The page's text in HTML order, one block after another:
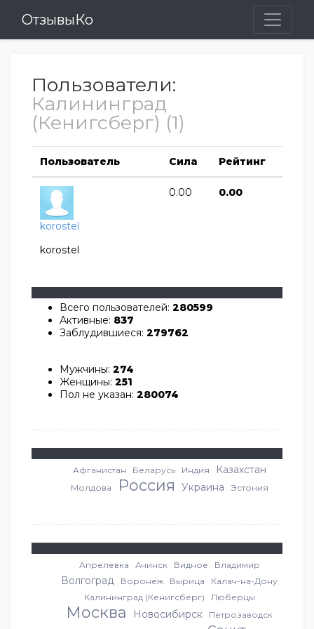
ОтзывыКо
Всего пользователей: 280599
Активные: 837
Заблудившиеся: 279762
Мужчины: 274
Женщины: 251
Пол не указан: 280074
Афганистан Беларусь Индия Казахстан
Молдова Россия Украина Эстония
Апрелевка Ачинск Видное Владимир
Волгоград Воронеж Вырица
Калач-на-Дону
Калининград (Кенигсберг)
Люберцы
Москва Новосибирск
Петрозаводск
Пользователи:
Калининград
(Кенигсберг) (1)
Пользователь Сила Рейтинг
korostel
korostel
0.00 0.00